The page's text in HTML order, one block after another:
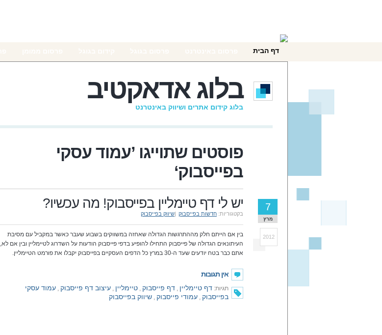
דף הבית
בלוג אדאקטיב
בלוג קידום אתרים ושיווק באינטרנט
פוסטים שתוייגו ’עמוד עסקי
בפייסבוק‘
יש לי דף טיימליין בפייסבוק! מה עכשיו?
בקטגוריות: חדשות בפייסבוק |שיווק בפייסבוק
7
מרץ
2012
בין אם הייתם חלק מההתרגשות הגדולה שאחזה במשווקים בשבוע שעבר כאשר במקביל עם מסיבת
העיתונאים הגדולה של פייסבוק התחילו להופיע בדפי פייסבוק הודעות על השדרוג לטיימליין ובין אם לא,
אתם כבר בטח יודעים שעד ה-30 במרץ כל הדפים העסקיים בפייסבוק יקבלו את פורמט הטיימליין.
אין תגובות
תגיות: דף טיימליין , דף פייסבוק , טיימליין , עיצוב דף פייסבוק , עמוד עסקי
בפייסבוק , עמודי פייסבוק , שיווק בפייסבוק